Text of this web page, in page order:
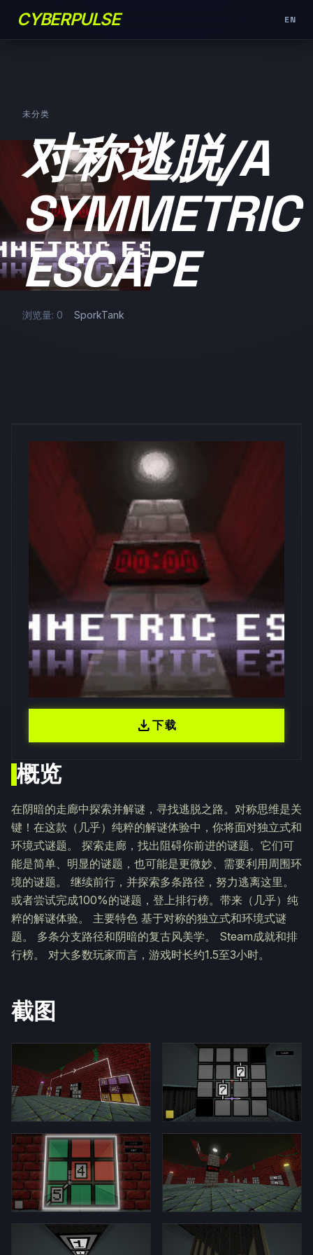
CYBERPULSE EN
未分类
对称逃脱/A
SYMMETRIC
ESCAPE
浏览量: 0 SporkTank
概览
在阴暗的走廊中探索并解谜，寻找逃脱之路。对称思维是关
键！在这款（几乎）纯粹的解谜体验中，你将面对独立式和
环境式谜题。 探索走廊，找出阻碍你前进的谜题。它们可
能是简单、明显的谜题，也可能是更微妙、需要利用周围环
境的谜题。 继续前行，并探索多条路径，努力逃离这里。
或者尝试完成100%的谜题，登上排行榜。带来（几乎）纯
粹的解谜体验。 主要特色 基于对称的独立式和环境式谜
题。 多条分支路径和阴暗的复古风美学。 Steam成就和排
行榜。 对大多数玩家而言，游戏时长约1.5至3小时。
截图
download下载